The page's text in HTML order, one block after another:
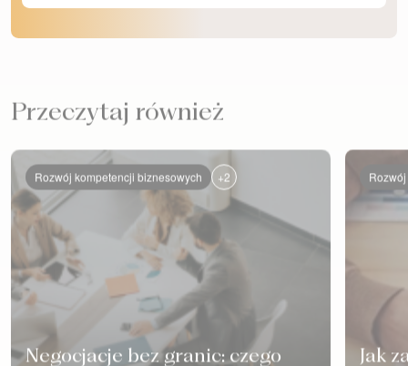
Przeczytaj również
Rozwój kompetencji biznesowych +2
Negocjacje bez granic: czego
Jak